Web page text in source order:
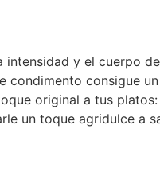
y el cuerpo
condimento consigue
original a tus
un toque agridulce a